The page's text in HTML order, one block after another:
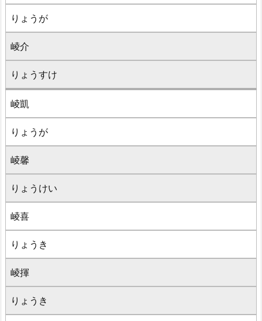
りょうが
崚介
りょうすけ
崚凱
りょうが
崚馨
りょうけい
崚喜
りょうき
崚揮
りょうき